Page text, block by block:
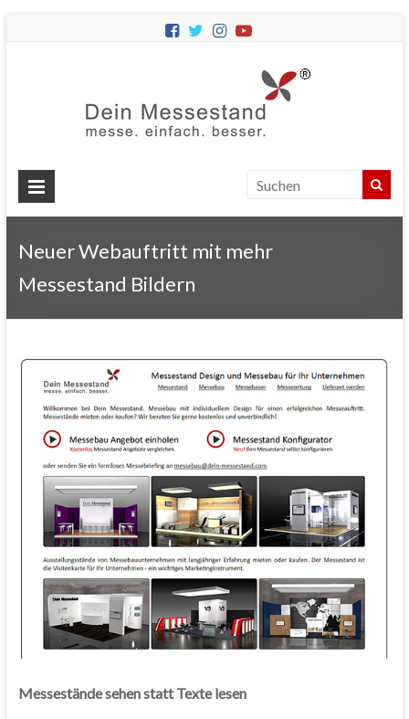
Messestände
für
Neuer Webauftritt mit mehr
Messestand Bildern
Messestände sehen statt Texte lesen